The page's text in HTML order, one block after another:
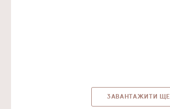
ЗАВАНТАЖИТИ ЩЕ